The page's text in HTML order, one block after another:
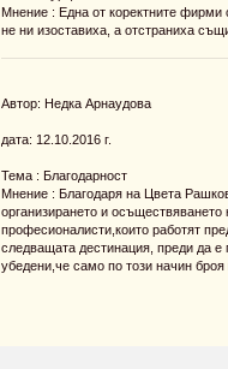
Мнение : Една от коректните фирми
не ни изоставиха, а отстраниха
Автор: Недка Арнаудова
дата: 12.10.2016 г.
Тема : Благодарност
Мнение : Благодаря на Цвета
организирането и
професионалисти,които работят
следващата дестинация, преди да
убедени,че само по този начин